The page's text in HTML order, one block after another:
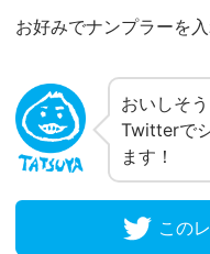
お好みでナンプラーを
おいしそ
Twitterで
ます！
この